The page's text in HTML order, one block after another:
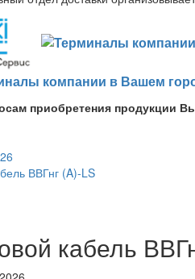
приобретения продукции
ВВГнг (A)-LS
кабель